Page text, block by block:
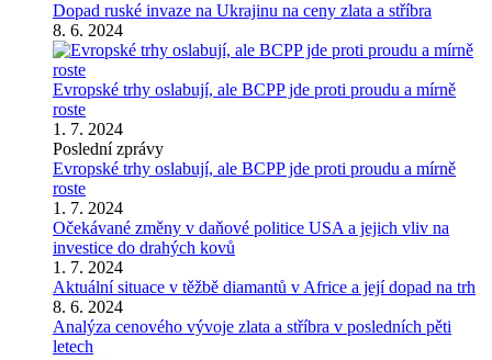
Dopad ruské invaze na Ukrajinu na ceny zlata a stříbra
8. 6. 2024
Evropské trhy oslabují, ale BCPP jde proti proudu a mírně
roste
1. 7. 2024
Poslední zprávy
Evropské trhy oslabují, ale BCPP jde proti proudu a mírně
roste
1. 7. 2024
Očekávané změny v daňové politice USA a jejich vliv na
investice do drahých kovů
1. 7. 2024
Aktuální situace v těžbě diamantů v Africe a její dopad na trh
8. 6. 2024
Analýza cenového vývoje zlata a stříbra v posledních pěti
letech